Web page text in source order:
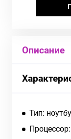
Описание
Тип: